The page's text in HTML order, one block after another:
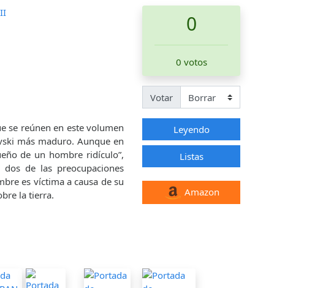
se reúnen en este volumen
más maduro. Aunque en
de un hombre ridículo”,
de las preocupaciones
es víctima a causa de su
la tierra.
0
0 votos
Votar
Leyendo
Listas
Amazon